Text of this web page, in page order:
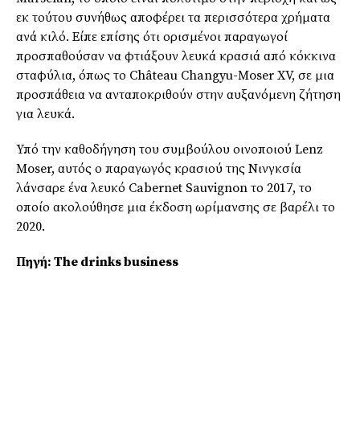
εκ τούτου συνήθως αποφέρει τα περισσότερα χρήματα
ανά κιλό. Είπε επίσης ότι ορισμένοι παραγωγοί
προσπαθούσαν να φτιάξουν λευκά κρασιά από κόκκινα
σταφύλια, όπως το Château Changyu-Moser XV, σε μια
προσπάθεια να ανταποκριθούν στην αυξανόμενη ζήτηση
για λευκά.
Υπό την καθοδήγηση του συμβούλου οινοποιού Lenz
Moser, αυτός ο παραγωγός κρασιού της Νινγκσία
λάνσαρε ένα λευκό Cabernet Sauvignon το 2017, το
οποίο ακολούθησε μια έκδοση ωρίμανσης σε βαρέλι το
2020.
Πηγή: The drinks business